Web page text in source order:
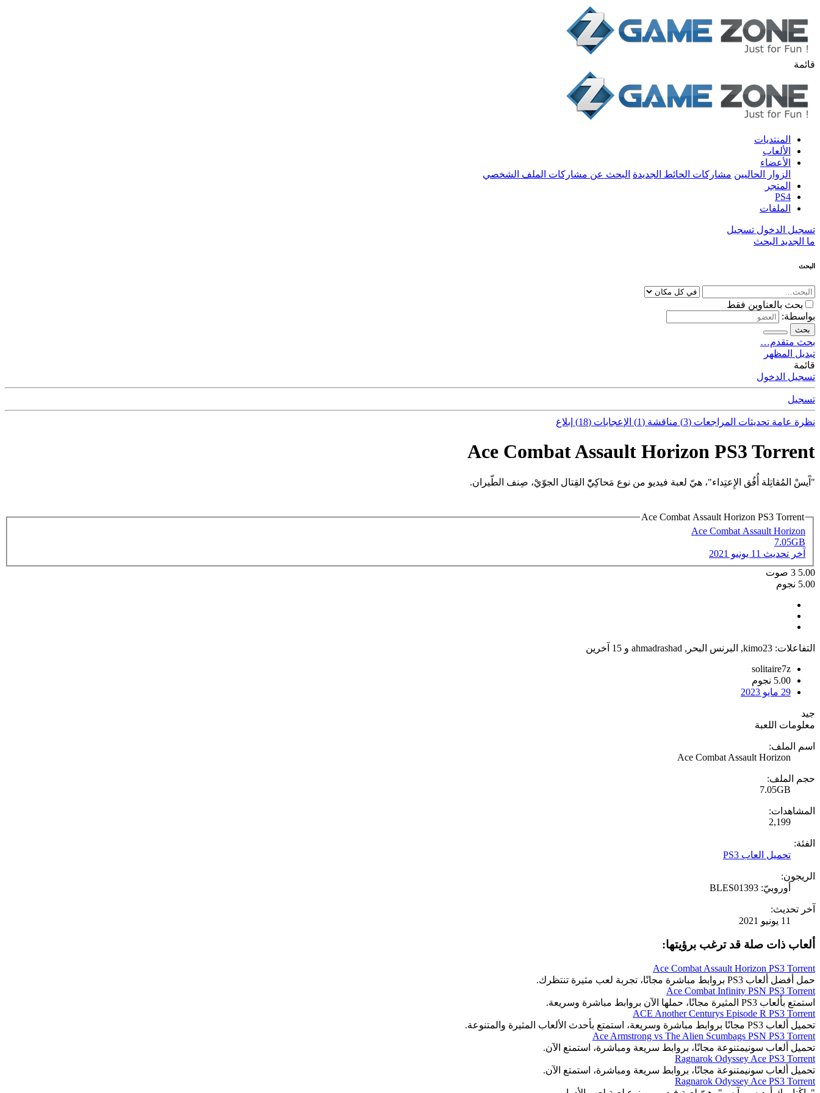
قائمة
المنتديات
الألعاب
الأعضاء
الزوار الحاليين مشاركات الحائط الجديدة البحث عن مشاركات الملف الشخصي
المتجر
PS4
الملفات
تسجيل الدخول تسجيل
ما الجديد البحث
البحث
بحث بالعناوين فقط
بواسطة:
بحث
بحث متقدم…
تبديل المظهر
قائمة
تسجيل الدخول
تسجيل
نظرة عامة تحديثات المراجعات (3) مناقشة (1) الإعجابات (18) إبلاغ
Ace Combat Assault Horizon PS3 Torrent
"آَيسْ المُقاتِلة أُفُق الإِعتِداء"، هيّ لعبة فيديو من نوع مَحاكِيّْ القِتال الجوّيْ، صِنف الطّيران.
Ace Combat Assault Horizon PS3 Torrent
Ace Combat Assault Horizon
7.05GB
آخر تحديث 11 يونيو 2021
5.00
3 صوت
5.00 نجوم
التفاعلات: kimo23
, البرنس البحر ,
ahmadrashad و 15 آخرين
solitaire7z
5.00 نجوم
29 مايو 2023
جيد
معلومات اللعبة
اسم الملف:
Ace Combat Assault Horizon
حجم الملف:
7.05GB
المشاهدات:
2,199
الفئة:
تحميل العاب PS3
الريجون:
أوروبيّ: BLES01393
آخر تحديث:
11 يونيو 2021
ألعاب ذات صلة قد ترغب برؤيتها:
Ace Combat Assault Horizon PS3 Torrent
حمل أفضل ألعاب PS3 بروابط مباشرة مجانًا، تجربة لعب مثيرة تنتظرك.
Ace Combat Infinity PSN PS3 Torrent
استمتع بألعاب PS3 المثيرة مجانًا، حملها الآن بروابط مباشرة وسريعة.
ACE Another Centurys Episode R PS3 Torrent
تحميل ألعاب PS3 مجانًا بروابط مباشرة وسريعة، استمتع بأحدث الألعاب المثيرة والمتنوعة.
Ace Armstrong vs The Alien Scumbags PSN PS3 Torrent
تحميل ألعاب سونيمتنوعة مجانًا، بروابط سريعة ومباشرة، استمتع الآن.
Ragnarok Odyssey Ace PS3 Torrent
تحميل ألعاب سونيمتنوعة مجانًا، بروابط سريعة ومباشرة، استمتع الآن.
Ragnarok Odyssey Ace PS3 Torrent